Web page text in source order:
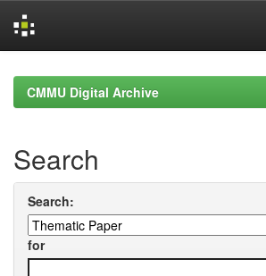
navigationCMMU Digital Archive
Search
Search:
for